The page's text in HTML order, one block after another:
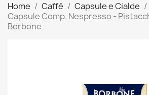
Home Caffè Capsule e Cialde
Capsule Comp. Nespresso -
Borbone